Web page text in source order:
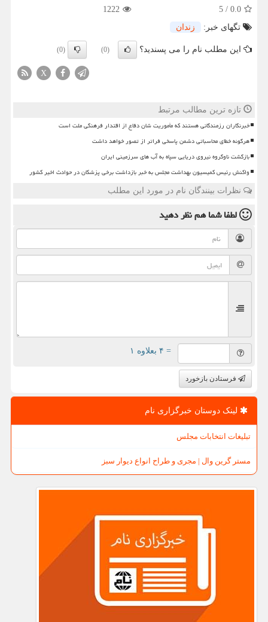
0.0
/
5
1222
تگهای خبر:
زندان
این مطلب نام را می پسندید؟ (0)
(0)
X
تازه ترین مطالب مرتبط
خبرنگاران رزمندگانی هستند که مأموریت شان دفاع از اقتدار فرهنگی ملت است
هرگونه خطای محاسباتی دشمن پاسخی فراتر از تصور خواهد داشت
بازگشت ناوگروه نیروی دریایی سپاه به آب های سرزمینی ایران
واکنش رئیس کمیسیون بهداشت مجلس به خبر بازداشت برخی پزشکان در حوادث اخیر کشور
نظرات بینندگان نام در مورد این مطلب
لطفا شما همنظر دهید
= ۴ بعلاوه ۱
فرستادن بازخورد
لینک دوستان خبرگزاری نام
تبلیغات انتخابات مجلس
مستر گرین وال | مجری و طراح انواع دیوار سبز